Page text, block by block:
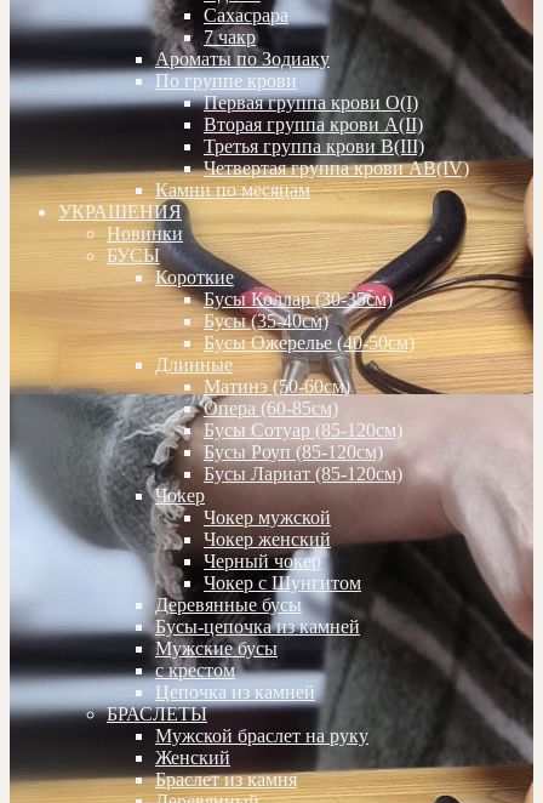
Сахасрара
7 чакр
Ароматы по Зодиаку
По группе крови
Первая группа крови О(I)
Вторая группа крови А(II)
Третья группа крови В(III)
Четвертая группа крови АВ(IV)
Камни по месяцам
УКРАШЕНИЯ
Новинки
БУСЫ
Короткие
Бусы Коллар (30-35см)
Бусы (35-40см)
Бусы Ожерелье (40-50см)
Длинные
Матинэ (50-60см)
Опера (60-85см)
Бусы Сотуар (85-120см)
Бусы Роуп (85-120см)
Бусы Лариат (85-120см)
Чокер
Чокер мужской
Чокер женский
Черный чокер
Чокер с Шунгитом
Деревянные бусы
Бусы-цепочка из камней
Мужские бусы
с крестом
Цепочка из камней
БРАСЛЕТЫ
Мужской браслет на руку
Женский
Браслет из камня